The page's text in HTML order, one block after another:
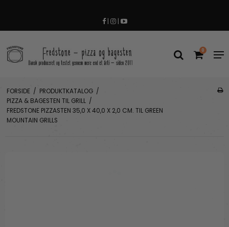
| |
0
FORSIDE / PRODUKTKATALOG /
PIZZA & BAGESTEN TIL GRILL /
FREDSTONE PIZZASTEN 35,0 X 40,0 X 2,0 CM. TIL GREEN
MOUNTAIN GRILLS